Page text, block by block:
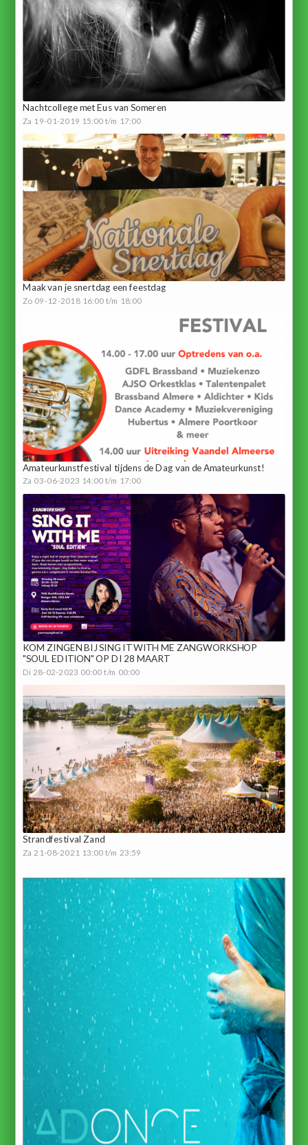
Nachtcollege met Eus van Someren
Za 19-01-2019 15:00 t/m 17:00
Maak van je snertdag een feestdag
Zo 09-12-2018 16:00 t/m 18:00
Amateurkunstfestival tijdens de Dag van de Amateurkunst!
Za 03-06-2023 14:00 t/m 17:00
KOM ZINGEN BIJ SING IT WITH ME ZANGWORKSHOP
"SOUL EDITION" OP DI 28 MAART
Di 28-02-2023 00:00 t/m 00:00
Strandfestival Zand
Za 21-08-2021 13:00 t/m 23:59